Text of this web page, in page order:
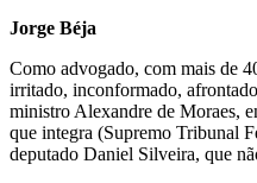
Jorge Béja
Como advogado, com mais de
irritado, inconformado,
ministro Alexandre de Moraes,
que integra (Supremo Tribunal
deputado Daniel Silveira, que